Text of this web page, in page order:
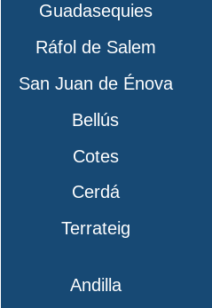
Guadasequies
Ráfol de Salem
San Juan de Énova
Bellús
Cotes
Cerdá
Terrateig
Andilla